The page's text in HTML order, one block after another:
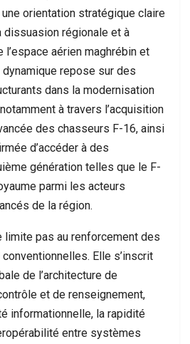
orientation stratégique claire
régionale et à
l’espace aérien maghrébin et
repose sur des
dans la modernisation
à travers l’acquisition
des chasseurs F-16, ainsi
d’accéder à des
génération telles que le F-
parmi les acteurs
de la région.
limite pas au renforcement des
Elle s’inscrit
de l’architecture de
et de renseignement,
informationnelle, la rapidité
entre systèmes